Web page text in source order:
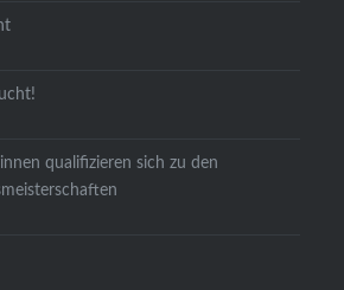
qualifizieren sich zu den